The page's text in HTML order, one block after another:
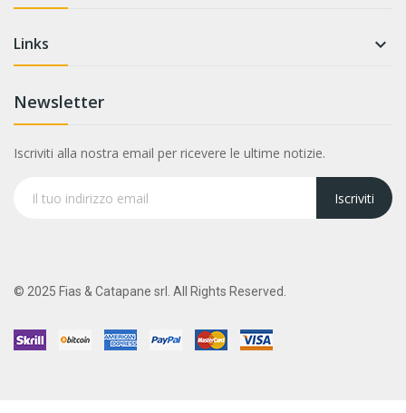
Links 
Newsletter
Iscriviti alla nostra email per ricevere le ultime notizie.
Iscriviti
© 2025 Fias & Catapane srl. All Rights Reserved.